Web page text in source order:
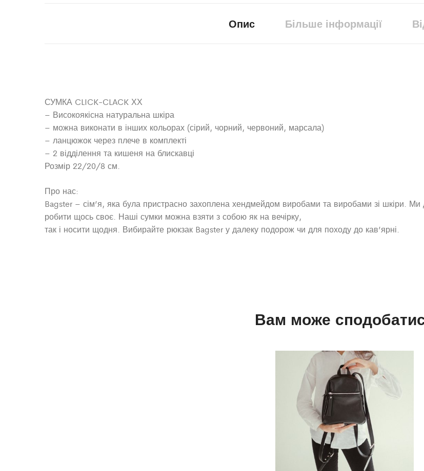
Опис Більше інформації
СУМКА CLICK-CLACK ХХ
– Високоякісна натуральна шкіра
– можна виконати в інших кольорах (сірий, чорний, червоний, марсала)
– ланцюжок через плече в комплекті
– 2 відділення та кишеня на блискавці
Розмір 22/20/8 см.
Про нас:
Bagster – сім’я, яка була пристрасно захоплена хендмейдом виробами та виробами зі шкіри.
робити щось своє. Наші сумки можна взяти з собою як на вечірку,
так і носити щодня. Вибирайте рюкзак Bagster у далеку подорож чи для походу до кав’ярні.
Вам може